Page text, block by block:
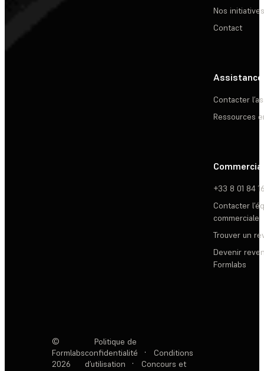
Nos initiatives
Contact
Assistance
Contacter
Ressources
Commercial
+33 8 01 84
Contacter
commerciale
Trouver un
Devenir
Formlabs
©
Formlabs
2026
Politique de
confidentialité
·
Conditions
d’utilisation
·
Concours et